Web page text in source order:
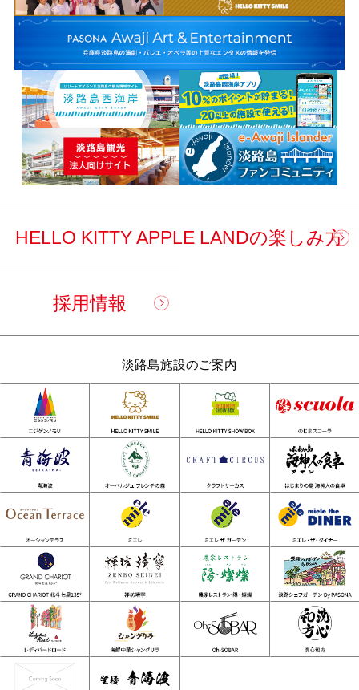
HELLO KITTY APPLE LANDの楽しみ方
採用情報
淡路島施設のご案内